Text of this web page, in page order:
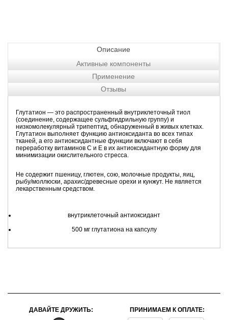
Описание
Активные компоненты
Применение
Отзывы
Глутатион — это распространенный внутриклеточный тиол
(соединение, содержащее сульфгидрильную группу) и
низкомолекулярный трипептид, обнаруженный в живых клетках.
Глутатион выполняет функцию антиоксиданта во всех типах
тканей, а его антиоксидантные функции включают в себя
переработку витаминов С и Е в их антиоксидантную форму для
минимизации окислительного стресса.
Не содержит пшеницу, глютен, сою, молочные продукты, яиц,
рыбу/моллюски, арахис/древесные орехи и кунжут. Не является
лекарственным средством.
внутриклеточный антиоксидант
500 мг глутатиона на капсулу
ДАВАЙТЕ ДРУЖИТЬ: ПРИНИМАЕМ К ОПЛАТЕ: